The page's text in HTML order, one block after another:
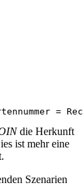
=
die Herkunft
ist mehr eine
Szenarien